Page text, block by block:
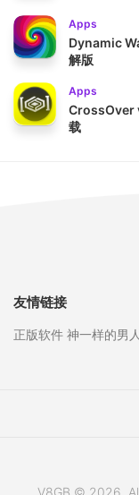
Apps
Dynamic
解版
Apps
CrossOver
载
友情链接
正版软件 神一样的男人
V8GB © 2026.